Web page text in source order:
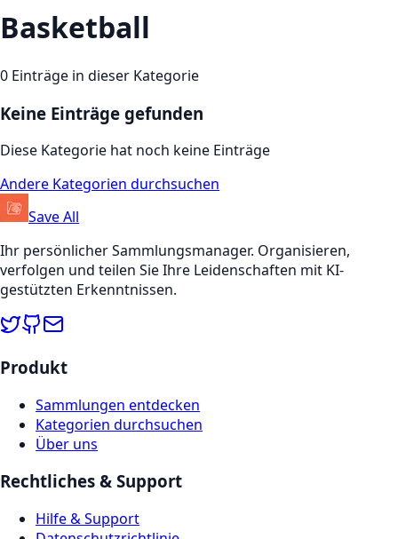
Basketball
0 Einträge in dieser Kategorie
Keine Einträge gefunden
Diese Kategorie hat noch keine Einträge
Andere Kategorien durchsuchen
Save All
Ihr persönlicher Sammlungsmanager. Organisieren,
verfolgen und teilen Sie Ihre Leidenschaften mit KI-
gestützten Erkenntnissen.
Produkt
Sammlungen entdecken
Kategorien durchsuchen
Über uns
Rechtliches & Support
Hilfe & Support